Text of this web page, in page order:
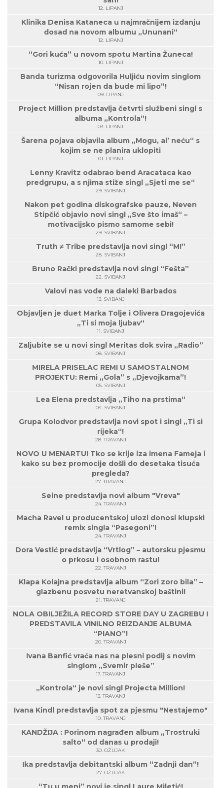
12. LIPANJ
Klinika Denisa Kataneca u najmračnijem izdanju
dosad na novom albumu „Ununani“
12. LIPANJ
“Gori kuća” u novom spotu Martina Žuneca!
10. LIPANJ
Banda turizma odgovorila Huljiću novim singlom
“Nisan rojen da bude mi lipo”!
09. LIPANJ
Project Million predstavlja četvrti službeni singl s
albuma „Kontrola“!
03. LIPANJ
Šarena pojava objavila album „Mogu, al’ neću“ s
kojim se ne planira uklopiti
01. LIPANJ
Lenny Kravitz odabrao bend Aracataca kao
predgrupu, a s njima stiže singl „Sjeti me se“
29. SVIBANJ
Nakon pet godina diskografske pauze, Neven
Stipčić objavio novi singl „Sve što imaš“ –
motivacijsko pismo samome sebi!
29. SVIBANJ
Truth ≠ Tribe predstavlja novi singl “M!”
28. SVIBANJ
Bruno Rački predstavlja novi singl “Fešta”
22. SVIBANJ
Valovi nas vode na daleki Barbados
13. SVIBANJ
Objavljen je duet Marka Tolje i Olivera Dragojevića
„Ti si moja ljubav“
11. SVIBANJ
Zaljubite se u novi singl Meritas dok svira „Radio”
08. SVIBANJ
MIRELA PRISELAC REMI U SAMOSTALNOM
PROJEKTU: Remi „Gola” s „Djevojkama”!
05. SVIBANJ
Lea Elena predstavlja „Tiho na prstima“
04. SVIBANJ
Grupa Kolodvor predstavlja novi spot i singl „Ti si
rijeka“!
28. TRAVANJ
NOVO U MENARTU! Tko se krije iza imena Fameja i
kako su bez promocije došli do desetaka tisuća
pregleda?
27. TRAVANJ
Seine predstavlja novi album "Vreva"
24. TRAVANJ
Macha Ravel u producentskoj ulozi donosi klupski
remix singla “Pasegoni”!
24. TRAVANJ
Dora Vestić predstavlja “Vrtlog” – autorsku pjesmu
o prkosu i osobnom rastu!
22. TRAVANJ
Klapa Kolajna predstavlja album “Zori zoro bila” –
glazbenu posvetu neretvanskoj baštini!
21. TRAVANJ
NOLA OBILJEŽILA RECORD STORE DAY U ZAGREBU I
PREDSTAVILA VINILNO REIZDANJE ALBUMA
“PIANO”!
20. TRAVANJ
Ivana Banfić vraća nas na plesni podij s novim
singlom „Svemir pleše”
17. TRAVANJ
„Kontrola“ je novi singl Projecta Million!
13. TRAVANJ
Ivana Kindl predstavlja spot za pjesmu "Nestajemo"
10. TRAVANJ
KANDŽIJA : Porinom nagrađen album „Trostruki
salto“ od danas u prodaji!
30. OŽUJAK
Ika predstavlja debitantski album “Zadnji dan”!
27. OŽUJAK